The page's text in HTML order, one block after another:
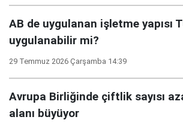
AB de uygulanan işletme yapısı
uygulanabilir mi?
29 Temmuz 2026 Çarşamba 14:39
Avrupa Birliğinde çiftlik sayısı
alanı büyüyor